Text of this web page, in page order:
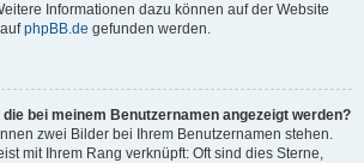
Informationen dazu können auf der Website
phpBB.de gefunden werden.
bei meinem Benutzernamen angezeigt werden?
zwei Bilder bei Ihrem Benutzernamen stehen.
mit Ihrem Rang verknüpft: Oft sind dies Sterne,